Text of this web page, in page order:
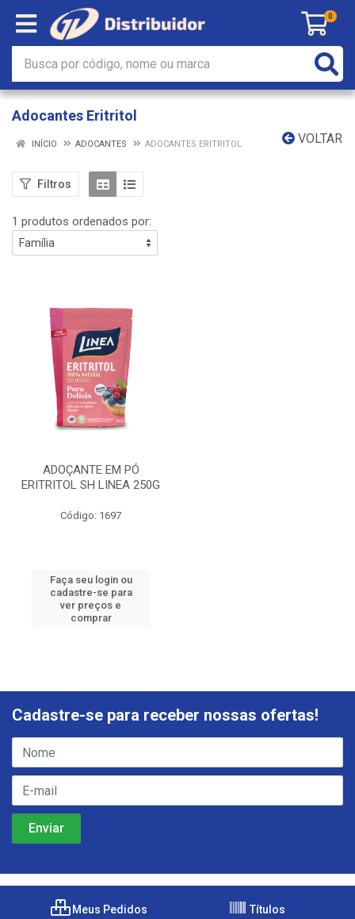
0
Adocantes Eritritol
VOLTAR
INÍCIO ADOCANTES ADOCANTES ERITRITOL
Filtros
1 produtos ordenados por:
ADOÇANTE EM PÓ
ERITRITOL SH LINEA 250G
Código: 1697
Faça seu login ou
cadastre-se para
ver preços e
comprar
Cadastre-se para receber nossas ofertas!
Meus Pedidos Títulos